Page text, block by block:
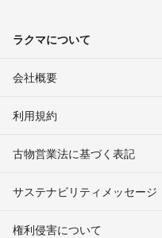
ラクマについて
会社概要
利用規約
古物営業法に基づく表記
サステナビリティメッセージ
権利侵害について